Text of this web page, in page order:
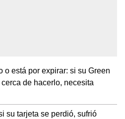
o está por expirar: si su Green
de hacerlo, necesita
su tarjeta se perdió, sufrió